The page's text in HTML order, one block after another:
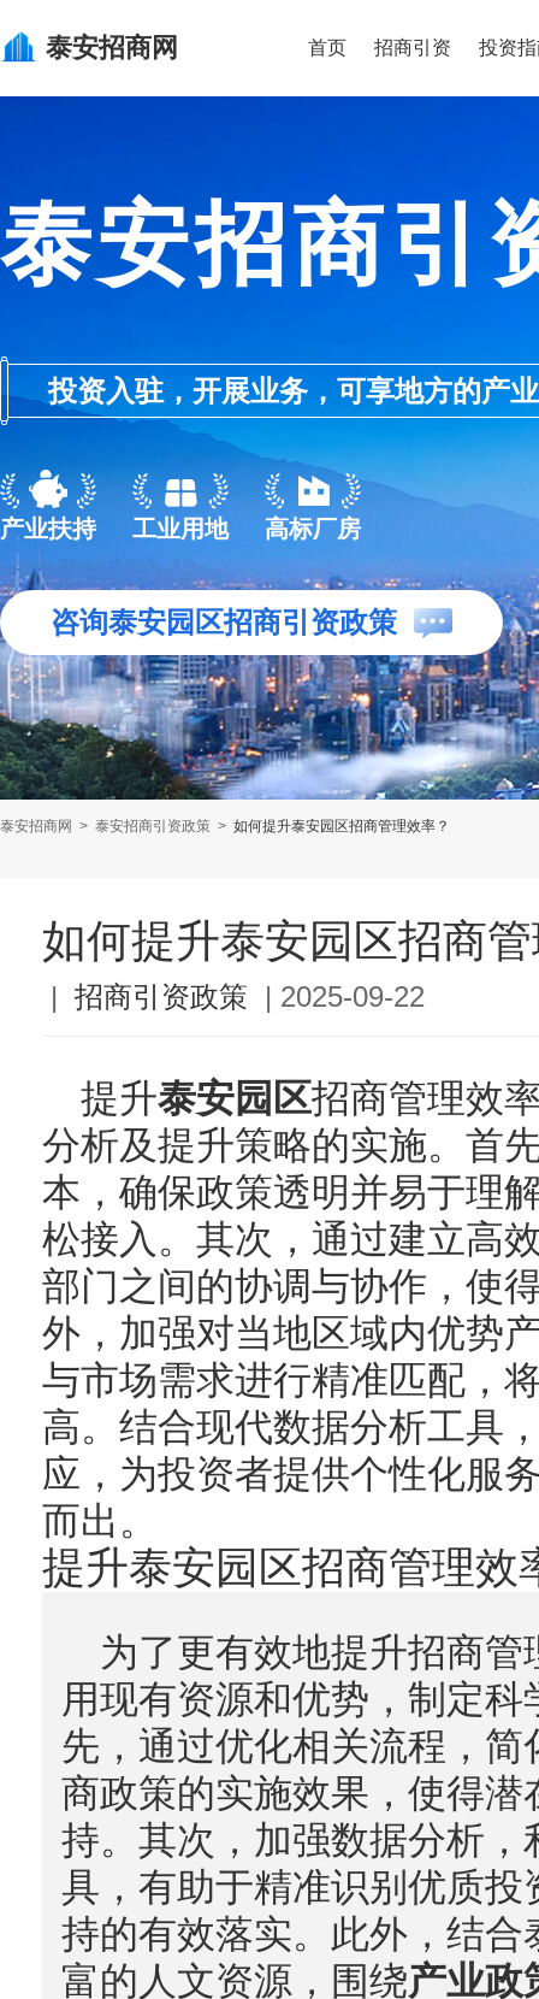
泰安招商网 首页 招商引资 投资
泰安招商引
投资入驻，开展业务，可享地方的产
产业扶持 工业用地 高标厂房
咨询泰安园区招商引资政策
泰安招商网 > 泰安招商引资政策 > 如何提升泰安园区招商管理效率？
如何提升泰安园区招商
| 招商引资政策 | 2025-09-22
提升泰安园区招商管理效
分析及提升策略的实施。首
本，确保政策透明并易于理
松接入。其次，通过建立高
部门之间的协调与协作，使
外，加强对当地区域内优势
与市场需求进行精准匹配，
高。结合现代数据分析工具
应，为投资者提供个性化服
而出。
提升泰安园区招商管理效
为了更有效地提升招商
用现有资源和优势，制定科
先，通过优化相关流程，
商政策的实施效果，使得
持。其次，加强数据分析
具，有助于精准识别优质
持的有效落实。此外，结
富的人文资源，围绕产业政